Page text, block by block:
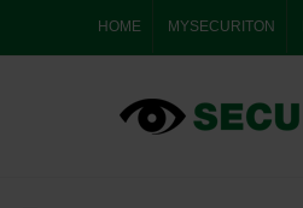
HOME MYSECURITON